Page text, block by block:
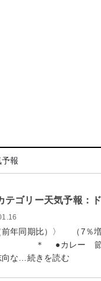
報
テゴリー天気予報：
年同期比）〉 （7％増
●カレー 節約志
向な…続きを読む